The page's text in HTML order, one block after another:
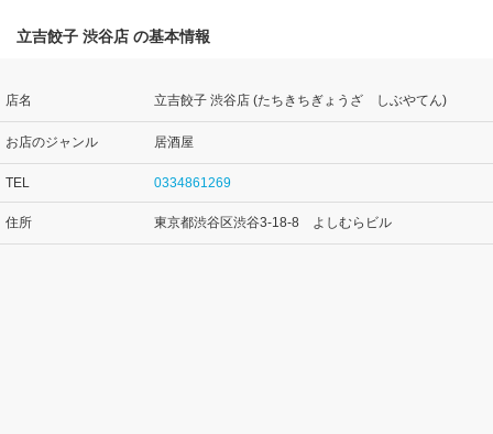
立吉餃子 渋谷店 の基本情報
店名 立吉餃子 渋谷店 (たちきちぎょうざ しぶやてん)
お店のジャンル 居酒屋
TEL 0334861269
住所 東京都渋谷区渋谷3-18-8 よしむらビル